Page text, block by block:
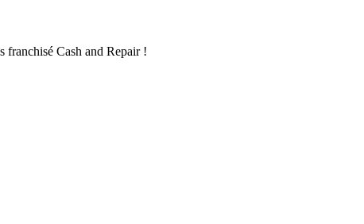
franchisé Cash and Repair !